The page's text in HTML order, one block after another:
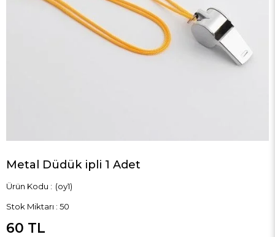
Metal Düdük ipli 1 Adet
(oy1)
Stok Miktarı : 50
60 TL